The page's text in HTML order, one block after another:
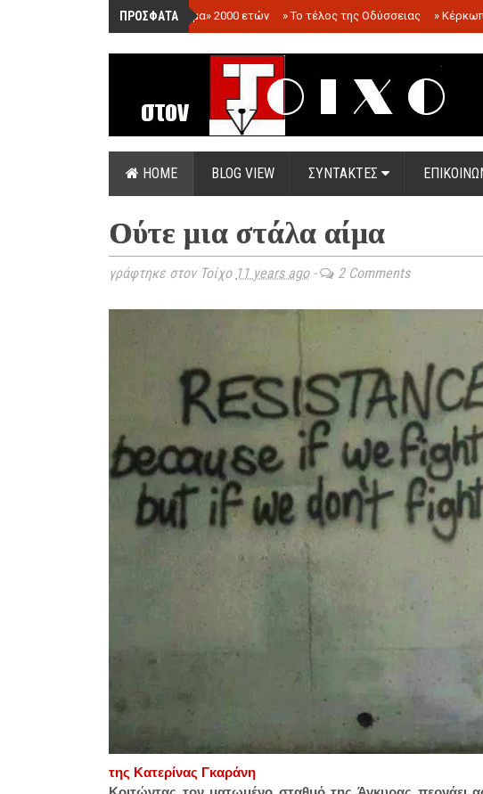
ΠΡΟΣΦΑΤΑ
»«Ολόγραμμα» 2000 ετών »Το τέλος της Οδύσσειας »
.
HOME BLOG VIEW ΣΥΝΤΑΚΤΕΣ
Ούτε μια στάλα αίμα
γράφτηκε στον Τοίχο 11 years ago- 2 Comments
της Κατερίνας Γκαράνη